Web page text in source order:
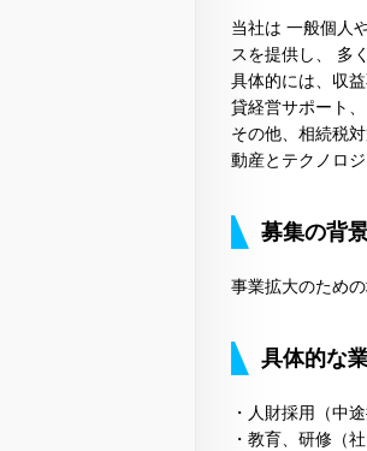
当社は 一般個人
スを提供し、 多
具体的には、収
貸経営サポート
その他、相続税
動産とテクノロ
募集の背
事業拡大のための
具体的な
・人財採用（中
・教育、研修（